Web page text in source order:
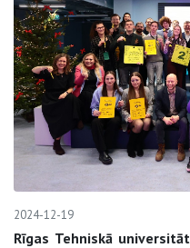
2024-12-19
Rīgas Tehniskā